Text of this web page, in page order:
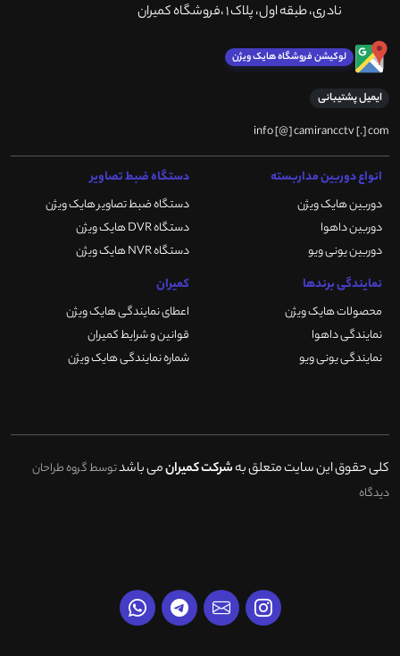
نادری، طبقه اول، پلاک 1 ،فروشگاه کمیران
لوکیشن فروشگاه هایک ویژن
ایمیل پشتیبانی
info [@] camirancctv [.] com
انواع دوربین مداربسته
دوربین هایک ویژن
دوربین داهوا
دوربین یونی ویو
دستگاه ضبط تصاویر
دستگاه ضبط تصاویر هایک ویژن
دستگاه DVR هایک ویژن
دستگاه NVR هایک ویژن
نمایندگی برندها
محصولات هایک ویژن
نمایندگی داهوا
نمایندگی یونی ویو
کمیران
اعطای نمایندگی هایک ویژن
قوانین و شرایط کمیران
شماره نمایندگی هایک ویژن
کلی حقوق این سایت متعلق بهشرکت کمیرانمی باشدتوسط گروه طراحان
دیدگاه